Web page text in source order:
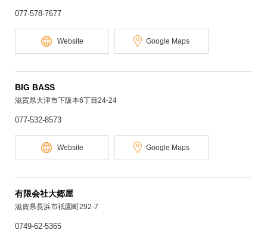
077-578-7677
Website Google Maps
BIG BASS
滋賀県大津市下阪本6丁目24-24
077-532-8573
Website Google Maps
有限会社大郷屋
滋賀県長浜市祇園町292-7
0749-62-5365